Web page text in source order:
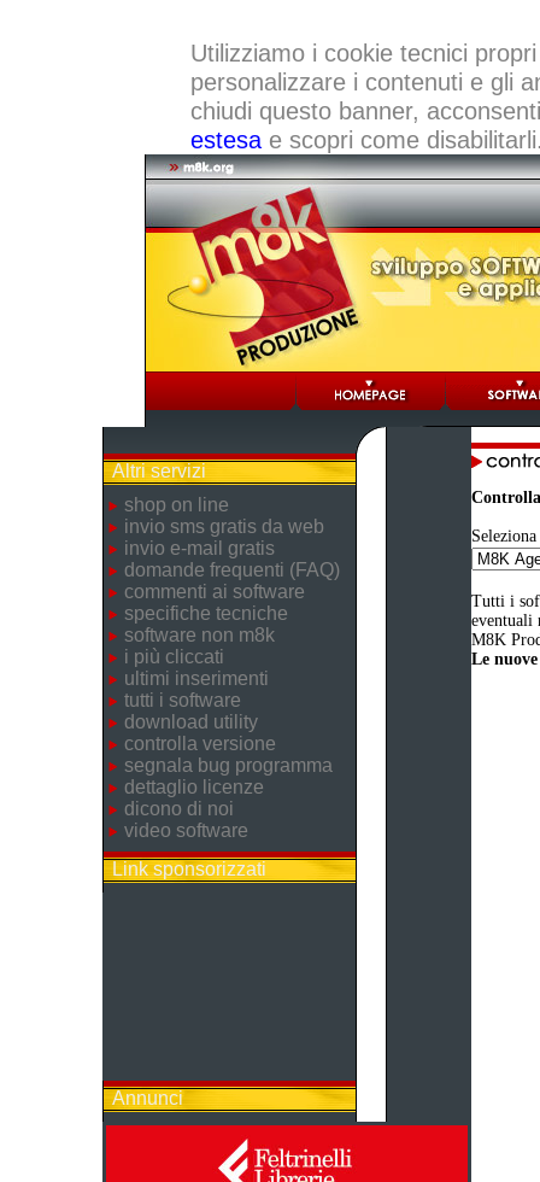
Utilizziamo i cookie tecnici
personalizzare i contenuti e gli
chiudi questo banner,
estesae scopri come
Altri servizi
shop on line
invio sms gratis da web
invio e-mail gratis
domande frequenti (FAQ)
commenti ai software
specifiche tecniche
software non m8k
i più cliccati
ultimi inserimenti
tutti i software
download utility
controlla versione
segnala bug programma
dettaglio licenze
dicono di noi
video software
Link sponsorizzati
Annunci
Tutti i
eventuali
M8K
Le